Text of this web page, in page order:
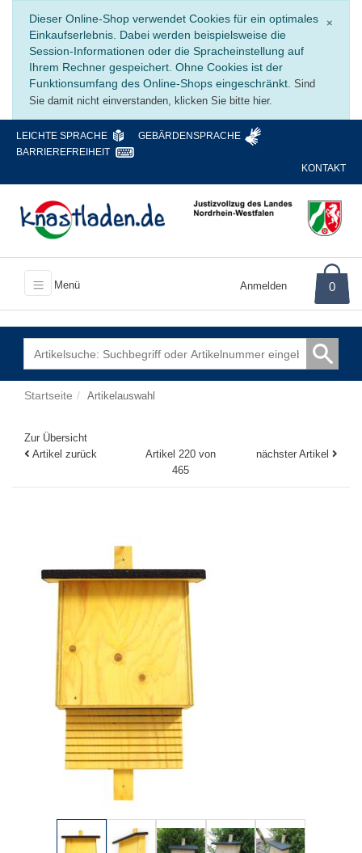
×
Dieser Online-Shop verwendet Cookies für ein optimales
Einkaufserlebnis. Dabei werden beispielsweise die
Session-Informationen oder die Spracheinstellung auf
Ihrem Rechner gespeichert. Ohne Cookies ist der
Funktionsumfang des Online-Shops eingeschränkt. Sind
Sie damit nicht einverstanden, klicken Sie bitte hier.
LEICHTE SPRACHE
GEBÄRDENSPRACHE
BARRIEREFREIHEIT
KONTAKT
Menü Anmelden 0
Startseite Artikelauswahl
Zur Übersicht
Artikel zurück
Artikel 220 von
465
nächster Artikel